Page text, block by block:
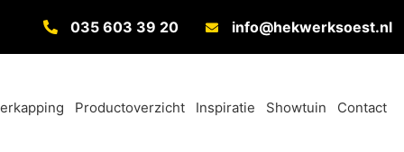
035 603 39 20 info@hekwerksoest.nl
Productoverzicht Inspiratie Showtuin Contact